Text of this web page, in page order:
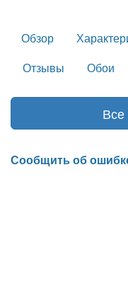
Обзор
Отзывы
Обои
Сообщить об